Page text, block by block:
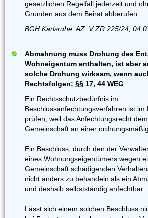
gesetzlichen Regelfall jederzeit und
Gründen aus dem Beirat abberufen.
BGH Karlsruhe, AZ: V ZR 225/24,
Abmahnung muss Drohung des
Wohneigentum enthalten, ist aber
solche Drohung wirksam, wenn
Rechtsfolgen; §§ 17, 44 WEG
Ein Rechtsschutzbedürfnis im
Beschlussanfechtungsverfahren ist im
prüfen, weil das Anfechtungsrecht
Gemeinschaft an einer
Ein Beschluss, durch den der
eines Wohnungseigentümers wegen
Gemeinschaft schädigenden
nicht anders zu behandeln als ein
und deshalb selbstständig anfechtbar.
Lässt sich einem solchen Beschluss